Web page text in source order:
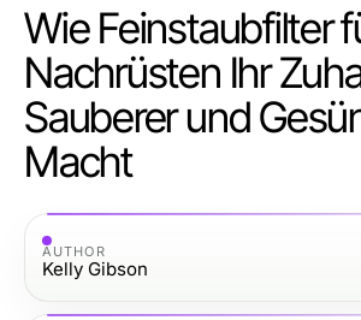
Wie Feinstaubfilter
Nachrüsten Ihr
Sauberer und
Macht
AUTHOR
Kelly Gibson